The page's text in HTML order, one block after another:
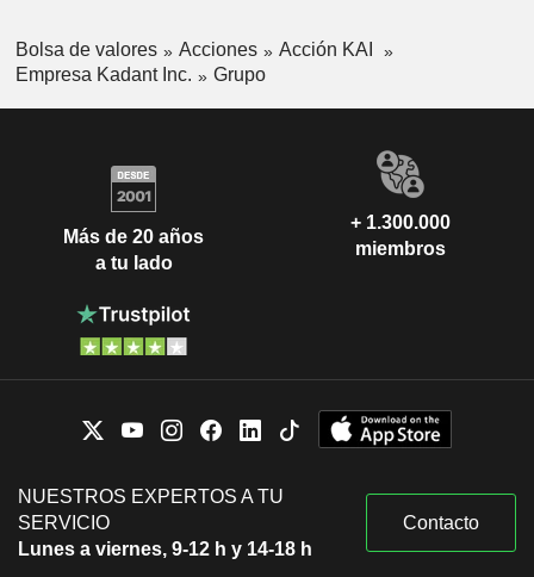
Bolsa de valores Acciones
Acción KAI
Empresa Kadant Inc.
Grupo
Más de 20 años
a tu lado
+ 1.300.000
miembros
NUESTROS EXPERTOS A TU
SERVICIO
Lunes a viernes, 9-12 h y 14-18 h
Contacto